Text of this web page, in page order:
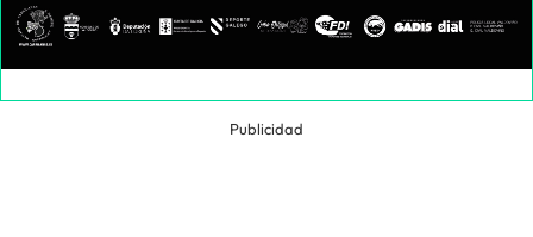
Publicidad